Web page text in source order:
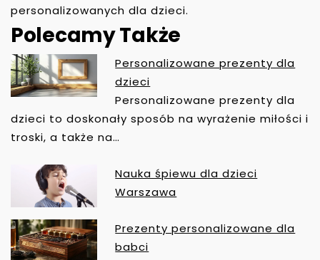
personalizowanych dla dzieci.
Polecamy Także
Personalizowane prezenty dla
dzieci
Personalizowane prezenty dla
dzieci to doskonały sposób na wyrażenie miłości i
troski, a także na…
Nauka śpiewu dla dzieci
Warszawa
Prezenty personalizowane dla
babci
N
A
W
I
A
W
P